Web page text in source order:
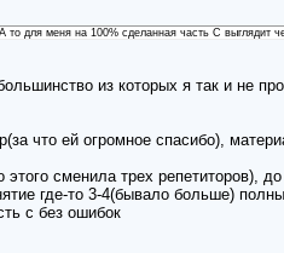
то для меня на 100% сделанная часть С выглядит
из которых я так и не
что ей огромное спасибо),
этого сменила трех репетиторов),
где-то 3-4(бывало больше)
с без ошибок